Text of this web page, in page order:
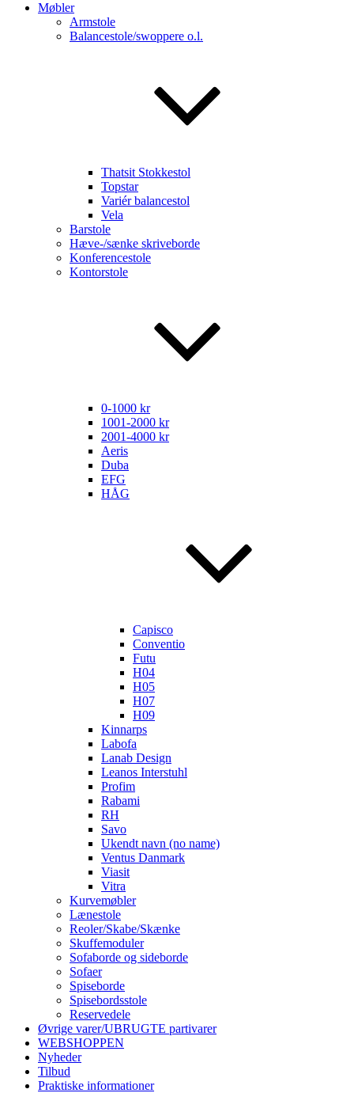
Møbler
Armstole
Balancestole/swoppere o.l.
Thatsit Stokkestol
Topstar
Variér balancestol
Vela
Barstole
Hæve-/sænke skriveborde
Konferencestole
Kontorstole
0-1000 kr
1001-2000 kr
2001-4000 kr
Aeris
Duba
EFG
HÅG
Capisco
Conventio
Futu
H04
H05
H07
H09
Kinnarps
Labofa
Lanab Design
Leanos Interstuhl
Profim
Rabami
RH
Savo
Ukendt navn (no name)
Ventus Danmark
Viasit
Vitra
Kurvemøbler
Lænestole
Reoler/Skabe/Skænke
Skuffemoduler
Sofaborde og sideborde
Sofaer
Spiseborde
Spisebordsstole
Reservedele
Øvrige varer/UBRUGTE partivarer
WEBSHOPPEN
Nyheder
Tilbud
Praktiske informationer